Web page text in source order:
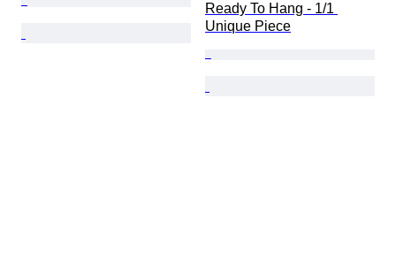
Ready To Hang - 1/1
Unique Piece